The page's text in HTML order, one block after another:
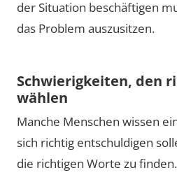
der Situation beschäftigen
das Problem auszusitzen.
Schwierigkeiten, den
wählen
Manche Menschen wissen
sich richtig entschuldigen
die richtigen Worte zu